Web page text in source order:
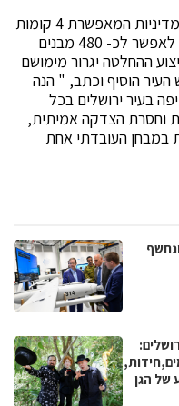
עיריית ירושלים ביקשה לבצע מעבר למדיניות המאפשרת 4 קומות
במקום 2 בסילוואן התיכונה ומתוך כך לאפשר לכ- 480 מבנים
ההחלטה יגרור מימושם
ראש העיר הוסיף וכתב, " הנה
בעיר ירושלים בכל
וחסרת הצדקה אמיתית,
במבחן העובדתי אחת
של הגן